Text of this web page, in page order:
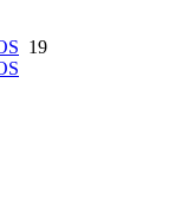
19